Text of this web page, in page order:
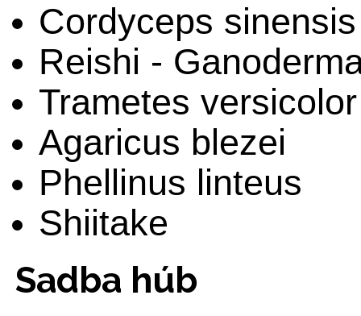
Cordyceps sinensis
Reishi -
Trametes versicolor
Agaricus blezei
Phellinus linteus
Shiitake
Sadba húb